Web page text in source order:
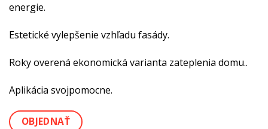
energie.
Estetické vylepšenie vzhľadu fasády.
Roky overená ekonomická varianta zateplenia domu..
Aplikácia svojpomocne.
OBJEDNAŤ